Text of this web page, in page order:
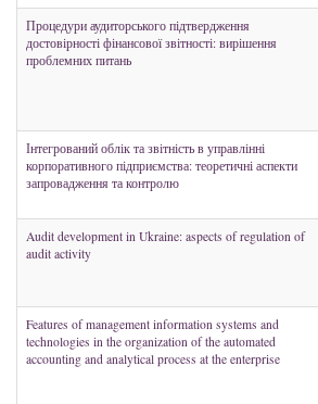
Процедури аудиторського підтвердження
достовірності фінансової звітності: вирішення
проблемних питань
Інтегрований облік та звітність в управлінні
корпоративного підприємства: теоретичні аспекти
запровадження та контролю
Audit development in Ukraine: aspects of regulation of
audit activity
Features of management information systems and
technologies in the organization of the automated
accounting and analytical process at the enterprise